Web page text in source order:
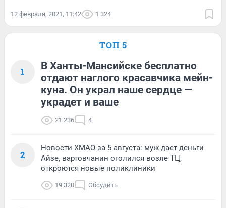
12 февраля, 2021, 11:42 1 324
ТОП 5
1
В Ханты-Мансийске бесплатно
отдают наглого красавчика мейн-
куна. Он украл наше сердце —
украдет и ваше
21 236 4
2
Новости ХМАО за 5 августа: муж дает деньги
Айзе, вартовчанин оголился возле ТЦ,
откроются новые поликлиники
19 320 Обсудить